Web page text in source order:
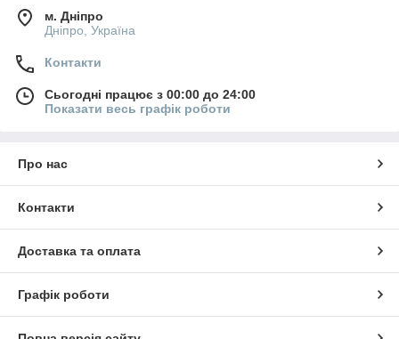
м. Дніпро
Дніпро, Україна
Контакти
Сьогодні працює з 00:00 до 24:00
Показати весь графік роботи
Про нас
Контакти
Доставка та оплата
Графік роботи